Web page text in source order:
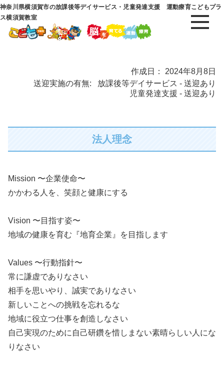
神奈川県横須賀市の放課後等デイサービス・児童発達支援 運動療育こどもプラ
ス横須賀教室
作成日： 2024年8月8日
送迎実施の有無:
放課後等デイサービス - 送迎あり
児童発達支援 - 送迎あり
法人理念
Mission 〜企業使命〜
かかわる人を、笑顔と健康にする
Vision 〜目指す姿〜
地域の健康を育む『地育企業』を目指します
Values 〜行動指針〜
常に謙虚でありなさい
相手を思いやり、誠実でありなさい
新しいことへの挑戦を忘れるな
地域に役立つ仕事を創造しなさい
自己実現のために自己研鑽を惜しまない素晴らしい人にな
りなさい